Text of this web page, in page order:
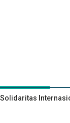
Solidaritas